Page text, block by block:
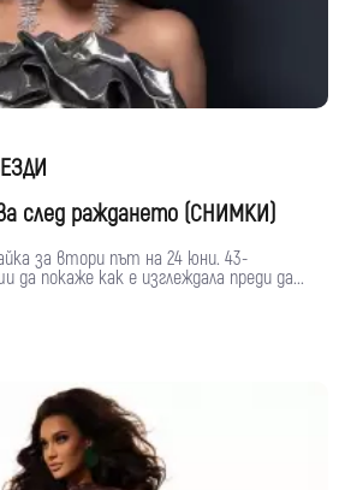
след раждането (СНИМКИ)
за втори път на 24 юни. 43-
покаже как е изглеждала преди да...